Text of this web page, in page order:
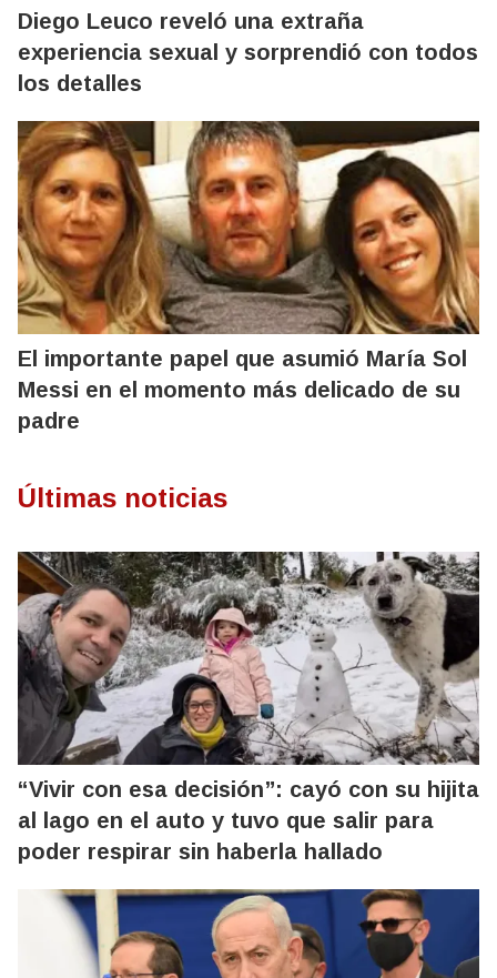
Diego Leuco reveló una extraña
experiencia sexual y sorprendió con todos
los detalles
El importante papel que asumió María Sol
Messi en el momento más delicado de su
padre
Últimas noticias
“Vivir con esa decisión”: cayó con su hijita
al lago en el auto y tuvo que salir para
poder respirar sin haberla hallado